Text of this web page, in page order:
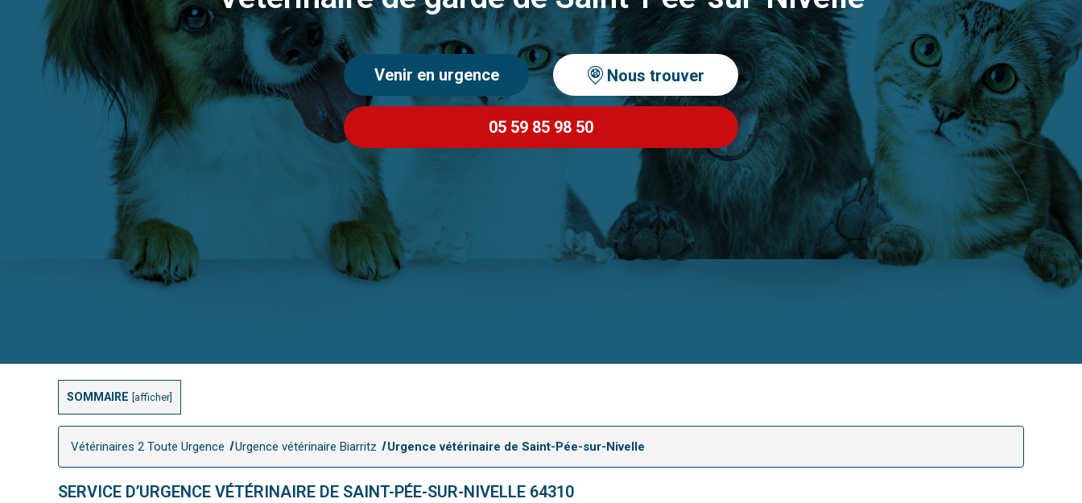
SOMMAIRE afficher
Venir en urgence
05 59 85 98 50
Nous trouver
Vétérinaires 2 Toute Urgence Urgence vétérinaire Biarritz Urgence vétérinaire de Saint-Pée-sur-Nivelle
SERVICE D’URGENCE VÉTÉRINAIRE DE SAINT-PÉE-SUR-NIVELLE 64310